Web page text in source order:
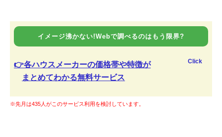
イメージ沸かない!Webで調べるのはもう限界?
👉各ハウスメーカーの価格帯や特徴が
まとめてわかる無料サービス
Click
※先月は435人がこのサービス利用を検討しています。